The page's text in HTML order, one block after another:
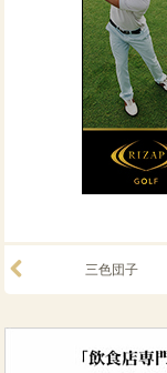
三色団子